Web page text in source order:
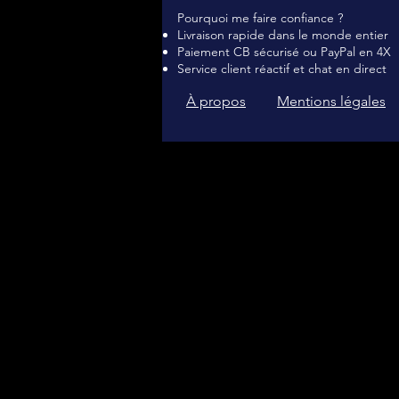
Pourquoi me faire confiance ?
Livraison rapide dans le monde entier
Paiement CB sécurisé ou PayPal en 4X
Service client réactif et chat en direct
À propos Mentions légales